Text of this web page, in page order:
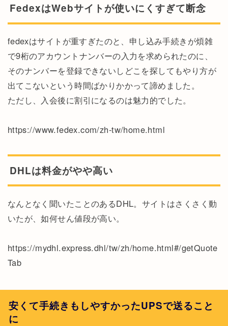
FedexはWebサイトが使いにくすぎて断念
fedexはサイトが重すぎたのと、申し込み手続きが煩雑
で9桁のアカウントナンバーの入力を求められたのに、
そのナンバーを登録できないしどこを探してもやり方が
出てこないという時間ばかりかかって諦めました。
ただし、入会後に割引になるのは魅力的でした。
https://www.fedex.com/zh-tw/home.html
DHLは料金がやや高い
なんとなく聞いたことのあるDHL。サイトはさくさく動
いたが、如何せん値段が高い。
https://mydhl.express.dhl/tw/zh/home.html#/getQuote
Tab
安くて手続きもしやすかったUPSで送ること
に